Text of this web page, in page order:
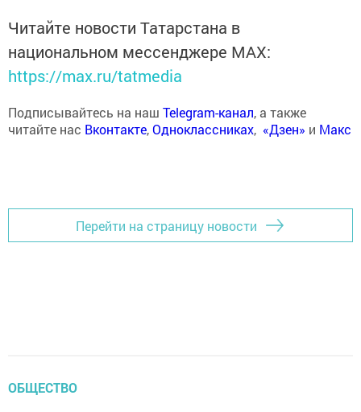
Читайте новости Татарстана в
национальном мессенджере MАХ:
https://max.ru/tatmedia
Подписывайтесь на наш Telegram-канал, а также
читайте нас Вконтакте,Одноклассниках, «Дзен» и Макс
Перейти на страницу новости
ОБЩЕСТВО